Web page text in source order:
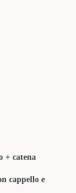
+ catena
cappello e